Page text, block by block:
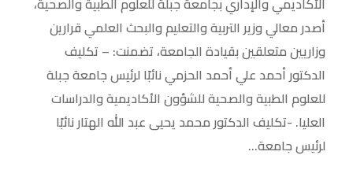
أصدر معالي وزير التربية والتعليم والبحث العلمي قرارين
وزاريين متعلقين بقيادة الجامعة، تضمنت: – تكليف
الدكتور أحمد علي أحمد الحزمي نائبًا لرئيس جامعة جبلة
للعلوم الطبية والصحية للشؤون الأكاديمية والدراسات
العليا. -تكليف الدكتور محمد يحيى عبد الله الهتار نائبًا
لرئيس جامعة...